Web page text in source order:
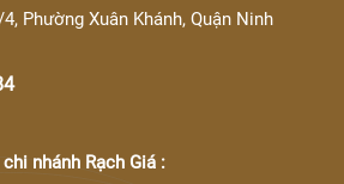
Phường Xuân Khánh, Quận Ninh
nhánh Rạch Giá :